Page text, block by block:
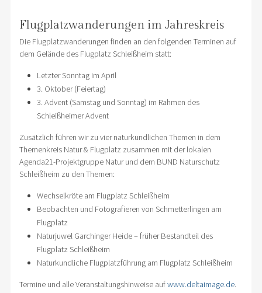
Flugplatzwanderungen im Jahreskreis
Die Flugplatzwanderungen finden an den folgenden Terminen auf
dem Gelände des Flugplatz Schleißheim statt:
Letzter Sonntag im April
3. Oktober (Feiertag)
3. Advent (Samstag und Sonntag) im Rahmen des
Schleißheimer Advent
Zusätzlich führen wir zu vier naturkundlichen Themen in dem
Themenkreis Natur & Flugplatz zusammen mit der lokalen
Agenda21-Projektgruppe Natur und dem BUND Naturschutz
Schleißheim zu den Themen:
Wechselkröte am Flugplatz Schleißheim
Beobachten und Fotografieren von Schmetterlingen am
Flugplatz
Naturjuwel Garchinger Heide – früher Bestandteil des
Flugplatz Schleißheim
Naturkundliche Flugplatzführung am Flugplatz Schleißheim
Termine und alle Veranstaltungshinweise aufwww.deltaimage.de.